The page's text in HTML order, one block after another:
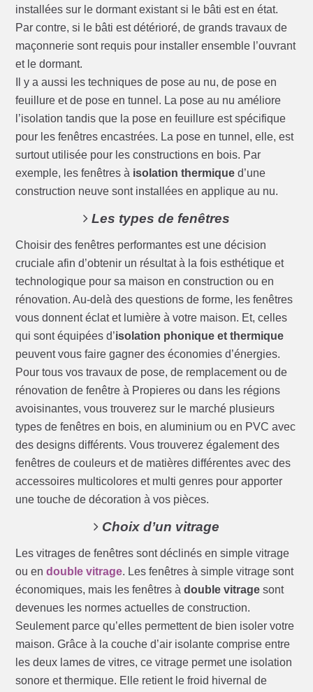
installées sur le dormant existant si le bâti est en état.
Par contre, si le bâti est détérioré, de grands travaux de
maçonnerie sont requis pour installer ensemble l’ouvrant
et le dormant.
Il y a aussi les techniques de pose au nu, de pose en
feuillure et de pose en tunnel. La pose au nu améliore
l’isolation tandis que la pose en feuillure est spécifique
pour les fenêtres encastrées. La pose en tunnel, elle, est
surtout utilisée pour les constructions en bois. Par
exemple, les fenêtres à isolation thermique d’une
construction neuve sont installées en applique au nu.
Les types de fenêtres
Choisir des fenêtres performantes est une décision
cruciale afin d’obtenir un résultat à la fois esthétique et
technologique pour sa maison en construction ou en
rénovation. Au-delà des questions de forme, les fenêtres
vous donnent éclat et lumière à votre maison. Et, celles
qui sont équipées d’isolation phonique et thermique
peuvent vous faire gagner des économies d’énergies.
Pour tous vos travaux de pose, de remplacement ou de
rénovation de fenêtre à Propieres ou dans les régions
avoisinantes, vous trouverez sur le marché plusieurs
types de fenêtres en bois, en aluminium ou en PVC avec
des designs différents. Vous trouverez également des
fenêtres de couleurs et de matières différentes avec des
accessoires multicolores et multi genres pour apporter
une touche de décoration à vos pièces.
Choix d’un vitrage
Les vitrages de fenêtres sont déclinés en simple vitrage
ou endouble vitrage. Les fenêtres à simple vitrage sont
économiques, mais les fenêtres àdouble vitrage sont
devenues les normes actuelles de construction.
Seulement parce qu’elles permettent de bien isoler votre
maison. Grâce à la couche d’air isolante comprise entre
les deux lames de vitres, ce vitrage permet une isolation
sonore et thermique. Elle retient le froid hivernal de